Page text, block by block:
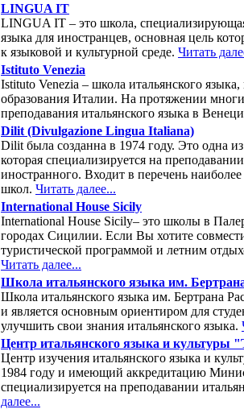
LINGUA IT
LINGUA IT – это школа,
языка для иностранцев, основная цель
к языковой и культурной среде. Читать
Istituto Venezia
Istituto Venezia – школа итальянского
образования Италии. На протяжении
преподавания итальянского языка в
Dilit (Divulgazione Lingua Italiana)
Dilit была созданна в 1974 году. Это одна
которая специализируется на
иностранного. Входит в перечень
школ. Читать далее...
International House Sicily
International House Sicily– это школы в
городах Сицилии. Если Вы хотите
туристической программой и летним
Читать далее...
Школа итальянского языка им.
Школа итальянского языка им. Бертрана
и является основным ориентиром для
улучшить свои знания итальянского языка.
Центр итальянского языка и культуры
Центр изучения итальянского языка и
1984 году и имеющий аккредитацию
специализируется на преподавании
далее...